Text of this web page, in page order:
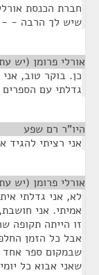
חברת הכנסת
שיש לך הרבה -
אורלי פרומן (יש
כן. בוקר טוב,
גדלתי עם
היו"ר רם שפע
אני רציתי
אורלי פרומן (יש
לא, אני גדלתי
אמיתי. אני
זו הייתה תקופה
אבל כל הזמן
שבמקום ספר אחד
שאני אבוא כל